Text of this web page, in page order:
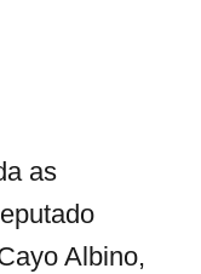
as
Albino,